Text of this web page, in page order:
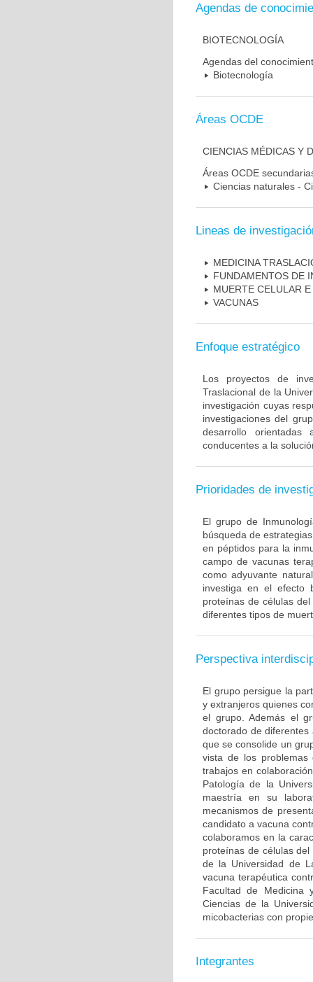
Agendas de
BIOTECNOLOGÍA
Agendas del
Biotecnología
Áreas OCDE
CIENCIAS MÉDICAS Y
Áreas OCDE
Ciencias naturales -
Lineas de
MEDICINA
FUNDAMENTOS DE
MUERTE CELULAR
VACUNAS
Enfoque estratégico
Los proyectos de
Traslacional de la
investigación cuyas
investigaciones del
desarrollo
conducentes a la
Prioridades de
El grupo de
búsqueda de
en péptidos para la
campo de vacunas
como adyuvante
investiga en el efecto
proteínas de células
diferentes tipos de
Perspectiva
El grupo persigue la
y extranjeros quienes
el grupo. Además el
doctorado de
que se consolide un
vista de los problemas
trabajos en
Patología de la
maestría en su
mecanismos de
candidato a vacuna
colaboramos en la
proteínas de células
de la Universidad de
vacuna terapéutica
Facultad de Medicina
Ciencias de la
micobacterias con
Integrantes